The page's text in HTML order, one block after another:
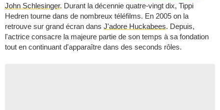
John Schlesinger. Durant la décennie quatre-vingt dix, Tippi
Hedren tourne dans de nombreux téléfilms. En 2005 on la
retrouve sur grand écran dans J'adore Huckabees. Depuis,
l'actrice consacre la majeure partie de son temps à sa fondation
tout en continuant d'apparaître dans des seconds rôles.